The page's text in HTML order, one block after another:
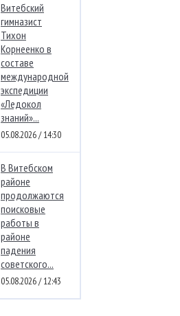
Витебский
гимназист
Тихон
Корнеенко в
составе
международной
экспедиции
«Ледокол
знаний»...
05.08.2026 / 14:30
В Витебском
районе
продолжаются
поисковые
работы в
районе
падения
советского...
05.08.2026 / 12:43